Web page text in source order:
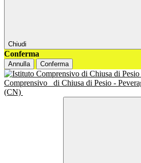
Chiudi
Conferma
Annulla Conferma
Comprensivo
di Chiusa di Pesio -
(CN)